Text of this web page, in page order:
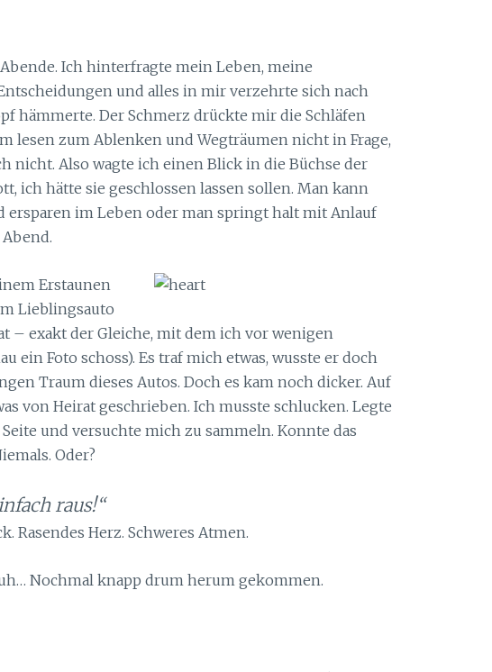
Ich hinterfragte mein Leben, meine
und alles in mir verzehrte sich nach
hämmerte. Der Schmerz drückte mir die Schläfen
lesen zum Ablenken und Wegträumen nicht in Frage,
nicht. Also wagte ich einen Blick in die Büchse der
ich hätte sie geschlossen lassen sollen. Man kann
ersparen im Leben oder man springt halt mit Anlauf
Erstaunen
Lieblingsauto
– exakt der Gleiche, mit dem ich vor wenigen
ein Foto schoss). Es traf mich etwas, wusste er doch
Traum dieses Autos. Doch es kam noch dicker. Auf
von Heirat geschrieben. Ich musste schlucken. Legte
und versuchte mich zu sammeln. Konnte das
Oder?
raus!“
Rasendes Herz. Schweres Atmen.
Nochmal knapp drum herum gekommen.